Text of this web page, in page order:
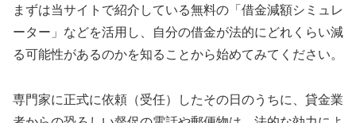
まずは当サイトで紹介している無料の「借金減額シミュレ
ーター」などを活用し、自分の借金が法的にどれくらい減
る可能性があるのかを知ることから始めてみてください。
専門家に正式に依頼（受任）したその日のうちに、貸金業